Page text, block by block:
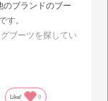
ブランドのブー
す。
ブーツを探してい
た。
Like! 0